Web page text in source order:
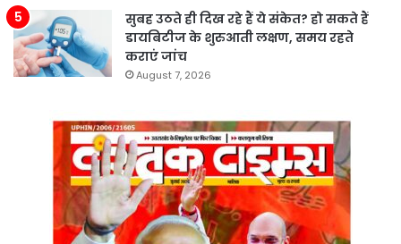
सुबह उठते ही दिख रहे हैं ये संकेत? हो सकते हैं
डायबिटीज के शुरुआती लक्षण, समय रहते
कराएं जांच
August 7, 2026